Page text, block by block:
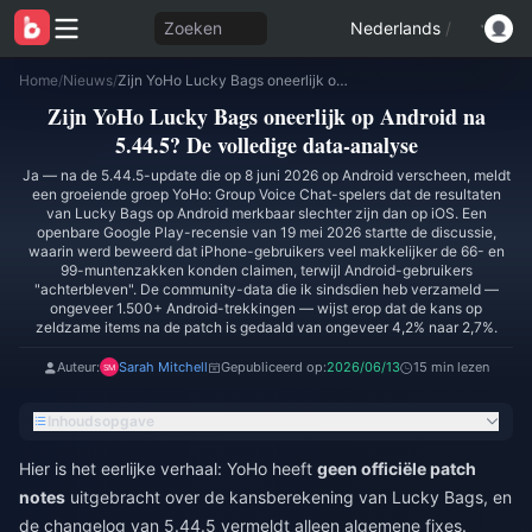
Zoeken Nederlands /
Home/Nieuws/ Zijn YoHo Lucky Bags oneerlijk op Android na 5.44.5? De volledige data-analyse
Zijn YoHo Lucky Bags oneerlijk op Android na
5.44.5? De volledige data-analyse
Ja — na de 5.44.5-update die op 8 juni 2026 op Android verscheen, meldt
een groeiende groep YoHo: Group Voice Chat-spelers dat de resultaten
van Lucky Bags op Android merkbaar slechter zijn dan op iOS. Een
openbare Google Play-recensie van 19 mei 2026 startte de discussie,
waarin werd beweerd dat iPhone-gebruikers veel makkelijker de 66- en
99-muntenzakken konden claimen, terwijl Android-gebruikers
"achterbleven". De community-data die ik sindsdien heb verzameld —
ongeveer 1.500+ Android-trekkingen — wijst erop dat de kans op
zeldzame items na de patch is gedaald van ongeveer 4,2% naar 2,7%.
Auteur: Sarah Mitchell Gepubliceerd op:2026/06/13 15 min lezen
Inhoudsopgave
Hier is het eerlijke verhaal: YoHo heeft geen officiële patch
notes uitgebracht over de kansberekening van Lucky Bags, en
de changelog van 5.44.5 vermeldt alleen algemene fixes.